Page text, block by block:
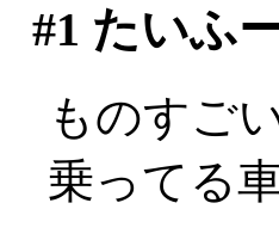
#1 たいふ
ものすご
乗ってる